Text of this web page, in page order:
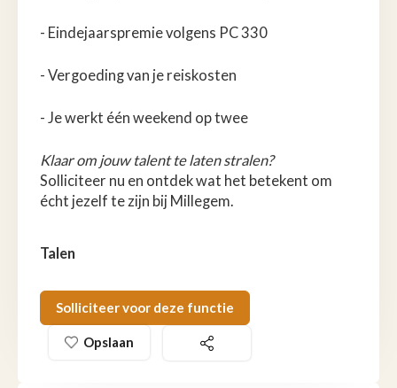
- Eindejaarspremie volgens PC 330
- Vergoeding van je reiskosten
- Je werkt één weekend op twee
Klaar om jouw talent te laten stralen?
Solliciteer nu en ontdek wat het betekent om
écht jezelf te zijn bij Millegem.
Talen
Solliciteer voor deze functie
Opslaan